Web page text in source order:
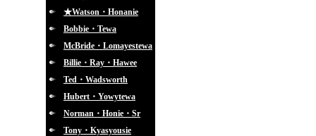
★Watson・Honanie
Bobbie・Tewa
McBride・Lomayestewa
Billie・Ray・Hawee
Ted・Wadsworth
Hubert・Yowytewa
Norman・Honie・Sr
Tony・Kyasyousie